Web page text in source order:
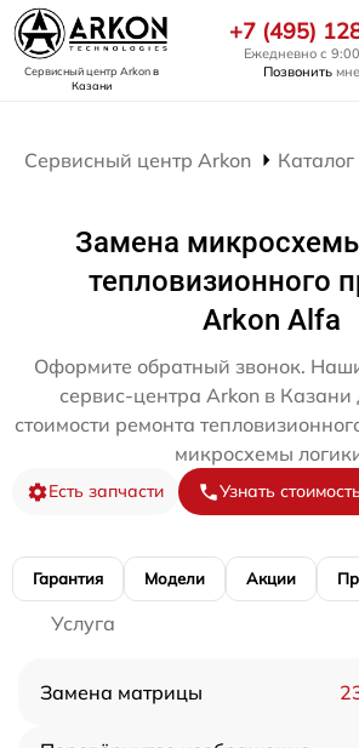
Сервисный центр Arkonв
Казани
+7 (495)
Ежедневно с
Позвонить
Сервисный центр Arkon Каталог
Замена
тепловизионного
Arkon Alfa
Оформите обратный звонок.
сервис-центра Arkon в Казани
стоимости ремонта
микросхемы
Есть запчасти Узнать
Гарантия Модели Акции
Услуга
Замена матрицы